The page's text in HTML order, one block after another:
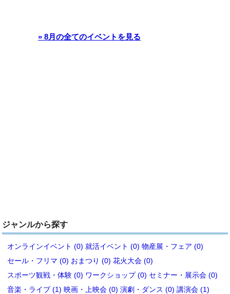
» 8月の全てのイベントを見る
ジャンルから探す
オンラインイベント (0) 就活イベント (0) 物産展・フェア (0)
セール・フリマ (0) おまつり (0) 花火大会 (0)
スポーツ観戦・体験 (0) ワークショップ (0) セミナー・展示会 (0)
音楽・ライブ (1) 映画・上映会 (0) 演劇・ダンス (0) 講演会 (1)